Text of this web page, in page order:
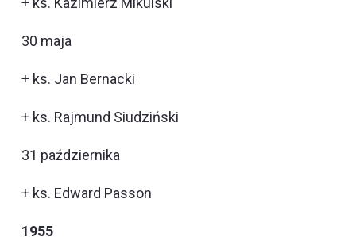
30 maja
+ ks. Jan Bernacki
+ ks. Rajmund Siudziński
31 października
+ ks. Edward Passon
1955